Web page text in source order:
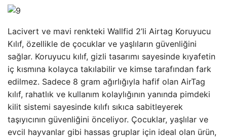
Lacivert ve mavi renkteki Wallfid 2’li Airtag Koruyucu
Kılıf, özellikle de çocuklar ve yaşlıların güvenliğini
sağlar. Koruyucu kılıf, gizli tasarımı sayesinde kıyafetin
iç kısmına kolayca takılabilir ve kimse tarafından fark
edilmez. Sadece 8 gram ağırlığıyla hafif olan AirTag
kılıf, rahatlık ve kullanım kolaylığının yanında pimdeki
kilit sistemi sayesinde kılıfı sıkıca sabitleyerek
taşıyıcının güvenliğini önceliyor. Çocuklar, yaşlılar ve
evcil hayvanlar gibi hassas gruplar için ideal olan ürün,